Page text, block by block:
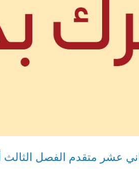
عشر متقدم الفصل الثالث